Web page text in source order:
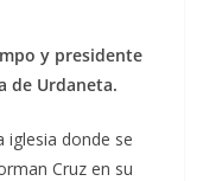
y presidente
de Urdaneta.
iglesia donde se
Cruz en su